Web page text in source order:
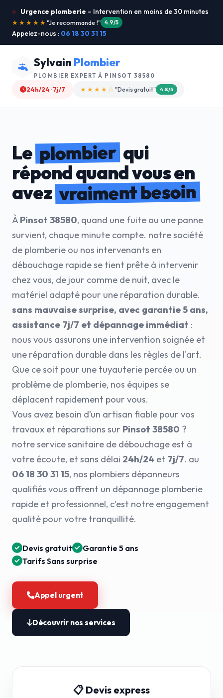
Urgence plomberie – Intervention en moins de 30 minutes
★★★★★"Service ultra rapide !" 5.0/5
Appelez-nous : 06 18 30 31 15
Sylvain Plombier
PLOMBIER EXPERT À PINSOT 38580
24h/24 · 7j/7 ★★★★☆ "Devis gratuit" 4.8/5
Leplombierqui
répond quand vous en
avezvraiment besoin
ÀPinsot 38580, quand une fuite ou une panne
survient, chaque minute compte. notre société
de plomberie ou nos intervenants en
débouchage rapide se tient prête à intervenir
chez vous, de jour comme de nuit, avec le
matériel adapté pour une réparation durable.
sans mauvaise surprise, avec garantie 5 ans,
assistance 7j/7 et dépannage immédiat :
nous vous assurons une intervention soignée et
une réparation durable dans les règles de l'art.
Que ce soit pour une tuyauterie percée ou un
problème de plomberie, nos équipes se
déplacent rapidement pour vous.
Vous avez besoin d’un artisan fiable pour vos
travaux et réparations sur Pinsot 38580 ?
notre service sanitaire de débouchage est à
votre écoute, et sans délai 24h/24 et 7j/7. au
06 18 30 31 15, nos plombiers dépanneurs
qualifiés vous offrent un dépannage plomberie
rapide et professionnel, c'est notre engagement
qualité pour votre tranquillité.
Devis gratuit
Garantie 5 ans
Tarifs Sans surprise
Appel urgent
Découvrir nos services
📋 Devis express